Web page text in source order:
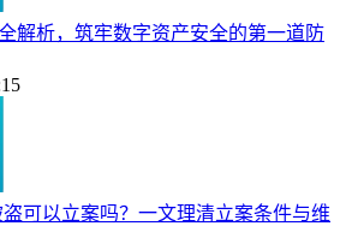
解析，筑牢数字资产安全的第一道防
盗可以立案吗？一文理清立案条件与维